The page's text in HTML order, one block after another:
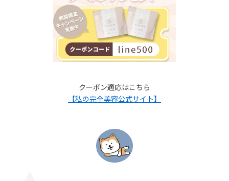
クーポン適応はこちら
【私の完全美容公式サイト】